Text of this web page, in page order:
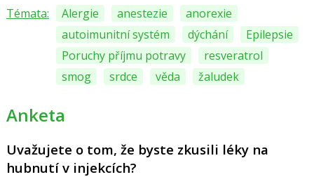
Témata:
Alergie anestezie
anorexie
autoimunitní systém
dýchání
Epilepsie
Poruchy příjmu potravy
resveratrol
smog
srdce věda žaludek
Anketa
Uvažujete o tom, že byste zkusili léky na
hubnutí v injekcích?